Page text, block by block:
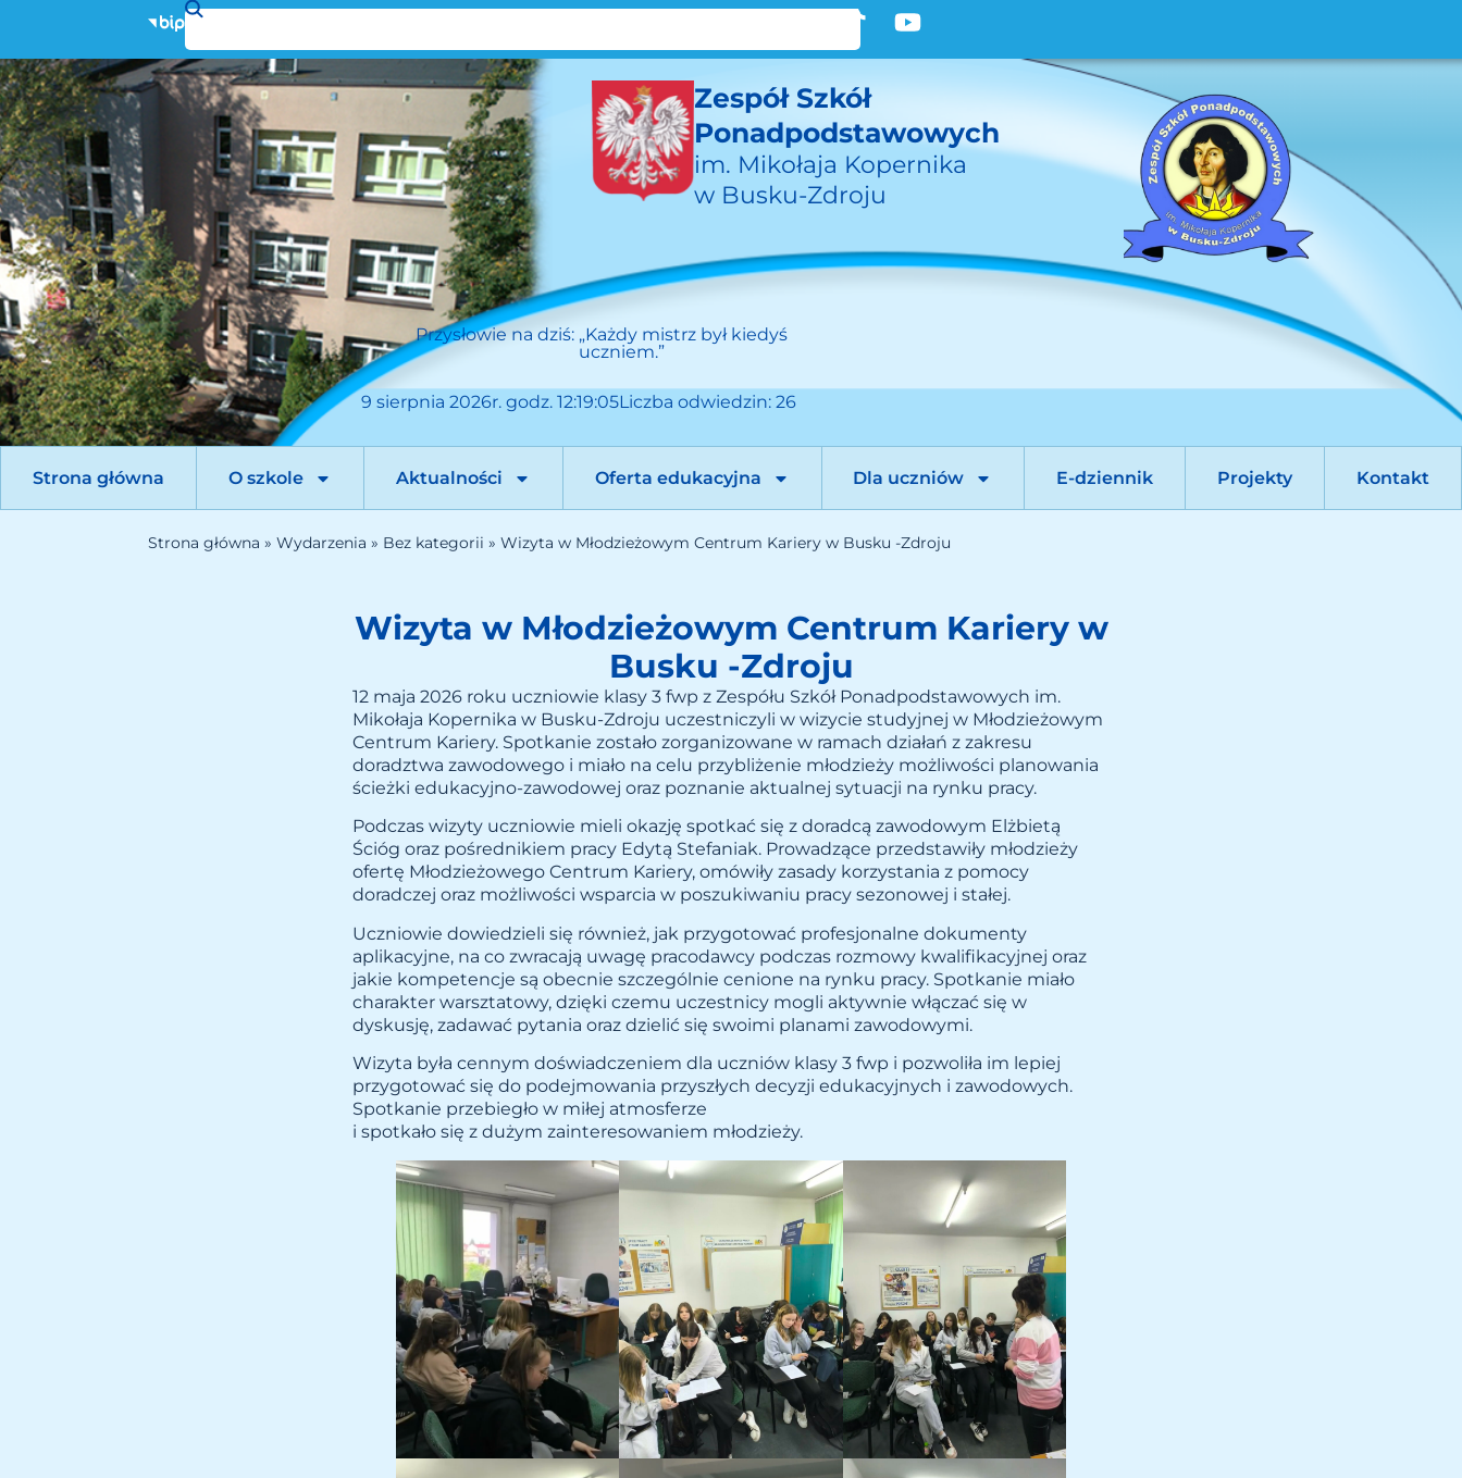
Zespół Szkół
Ponadpodstawowych
im. Mikołaja Kopernika
w Busku-Zdroju
Przysłowie na dziś: „Każdy mistrz był kiedyś
uczniem.”
9 sierpnia 2026r. godz. 12:19:05Liczba odwiedzin: 26
Strona główna O szkole Aktualności Oferta edukacyjna Dla uczniów E-dziennik Projekty Kontakt
Strona główna » Wydarzenia » Bez kategorii » Wizyta w Młodzieżowym Centrum Kariery w Busku -Zdroju
Wizyta w Młodzieżowym Centrum Kariery w
Busku -Zdroju
12 maja 2026 roku uczniowie klasy 3 fwp z Zespółu Szkół Ponadpodstawowych im.
Mikołaja Kopernika w Busku-Zdroju uczestniczyli w wizycie studyjnej w Młodzieżowym
Centrum Kariery. Spotkanie zostało zorganizowane w ramach działań z zakresu
doradztwa zawodowego i miało na celu przybliżenie młodzieży możliwości planowania
ścieżki edukacyjno-zawodowej oraz poznanie aktualnej sytuacji na rynku pracy.
Podczas wizyty uczniowie mieli okazję spotkać się z doradcą zawodowym Elżbietą
Ścióg oraz pośrednikiem pracy Edytą Stefaniak. Prowadzące przedstawiły młodzieży
ofertę Młodzieżowego Centrum Kariery, omówiły zasady korzystania z pomocy
doradczej oraz możliwości wsparcia w poszukiwaniu pracy sezonowej i stałej.
Uczniowie dowiedzieli się również, jak przygotować profesjonalne dokumenty
aplikacyjne, na co zwracają uwagę pracodawcy podczas rozmowy kwalifikacyjnej oraz
jakie kompetencje są obecnie szczególnie cenione na rynku pracy. Spotkanie miało
charakter warsztatowy, dzięki czemu uczestnicy mogli aktywnie włączać się w
dyskusję, zadawać pytania oraz dzielić się swoimi planami zawodowymi.
Wizyta była cennym doświadczeniem dla uczniów klasy 3 fwp i pozwoliła im lepiej
przygotować się do podejmowania przyszłych decyzji edukacyjnych i zawodowych.
Spotkanie przebiegło w miłej atmosferze
i spotkało się z dużym zainteresowaniem młodzieży.